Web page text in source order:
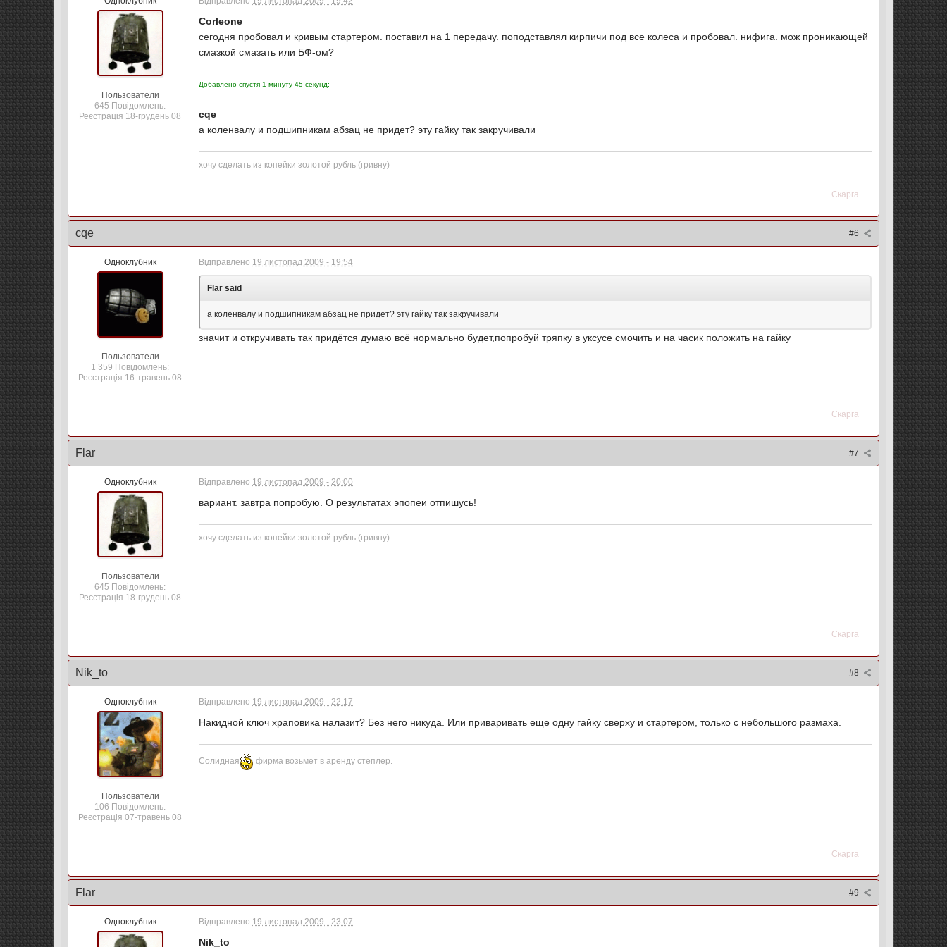
Пользователи
645 Повідомлень:
Реєстрація 18-грудень 08
Corleone
сегодня пробовал и кривым стартером. поставил на 1 передачу. поподставлял кирпичи под все колеса и пробовал. нифига. мож проникающей
смазкой смазать или БФ-ом?
Добавлено спустя 1 минуту 45 секунд:
cqe
а коленвалу и подшипникам абзац не придет? эту гайку так закручивали
хочу сделать из копейки золотой рубль (гривну)
Скарга
#6
cqe
Одноклубник
Пользователи
1 359 Повідомлень:
Реєстрація 16-травень 08
Відправлено 19 листопад 2009 - 19:54
Flar said
а коленвалу и подшипникам абзац не придет? эту гайку так закручивали
значит и откручивать так придётся думаю всё нормально будет,попробуй тряпку в уксусе смочить и на часик положить на гайку
Скарга
#7
Flar
Одноклубник
Пользователи
645 Повідомлень:
Реєстрація 18-грудень 08
Відправлено 19 листопад 2009 - 20:00
вариант. завтра попробую. О результатах эпопеи отпишусь!
хочу сделать из копейки золотой рубль (гривну)
Скарга
#8
Nik_to
Одноклубник
Пользователи
106 Повідомлень:
Реєстрація 07-травень 08
Відправлено 19 листопад 2009 - 22:17
Накидной ключ храповика налазит? Без него никуда. Или приваривать еще одну гайку сверху и стартером, только с небольшого размаха.
Солидная фирма возьмет в аренду степлер.
Скарга
#9
Flar
Одноклубник Відправлено 19 листопад 2009 - 23:07
Nik_to